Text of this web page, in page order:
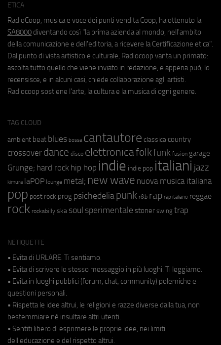
ETICA
RadioCoop, musica e voce dei punti vendita Coop, ha ottenuto la
SA8000 diventando così "la prima azienda al mondo, nell'ambito
della comunicazione e dell'editoria, a ricevere la Certificazione etica".
Dal punto di vista artistico e culturale, Radiocoop vanta un primato:
ascolta tutto quello che viene inviato in redazione, e appena può, lo
recensisce, e in alcuni casi, chiede collaborazione agli artisti.
Radiocoop sostiene l'arte, la cultura e la musica di ogni genere.
TAG CLOUD
ambient beat blues bossa cantautore classica country
crossover dance disco elettronicafolkfunk fusion garage
Grunge; hard rock hip hop indie indie pop italiani jazz
kimura laPOP lounge metal; new wave nuova musica italiana
pop post rock prog psichedeliapunk r&b rap rap italiano reggae
rock rockabilly ska soul sperimentale stoner swing trap
NETIQUETTE
• Evita di URLARE. Ti sentiamo.
• Evita di scrivere lo stesso messaggio in più luoghi. Ti leggiamo.
• Evita in luoghi pubblici (forum, chat, community) polemiche e
questioni personali.
• Rispetta le idee altrui, le religioni e razze diverse dalla tua, non
bestemmiare né insultare altri utenti.
• Sentiti libero di esprimere le proprie idee, nei limiti
dell'educazione e del rispetto altrui.